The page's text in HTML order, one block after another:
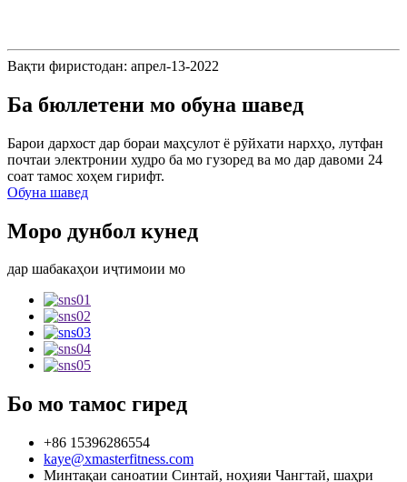
Вақти фиристодан: апрел-13-2022
Ба бюллетени мо обуна шавед
Барои дархост дар бораи маҳсулот ё рӯйхати нархҳо, лутфан
почтаи электронии худро ба мо гузоред ва мо дар давоми 24
соат тамос хоҳем гирифт.
Обуна шавед
Моро дунбол кунед
дар шабакаҳои иҷтимоии мо
Бо мо тамос гиред
+86 15396286554
kaye@xmasterfitness.com
Минтақаи саноатии Синтай, ноҳияи Чангтай, шаҳри